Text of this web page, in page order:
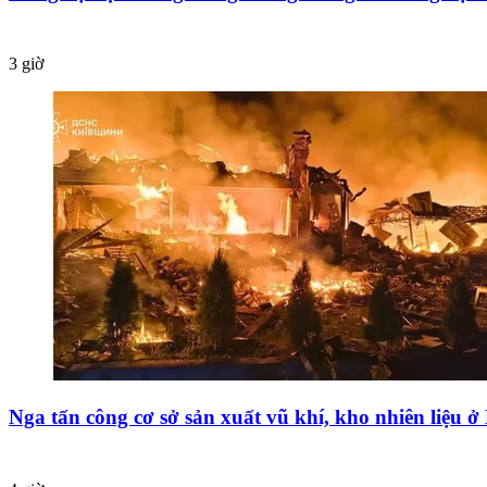
3 giờ
Nga tấn công cơ sở sản xuất vũ khí, kho nhiên liệu ở